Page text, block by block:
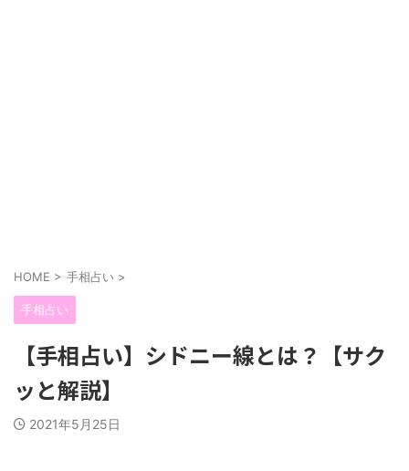
HOME > 手相占い >
手相占い
【手相占い】シドニー線とは？【サク
ッと解説】
2021年5月25日